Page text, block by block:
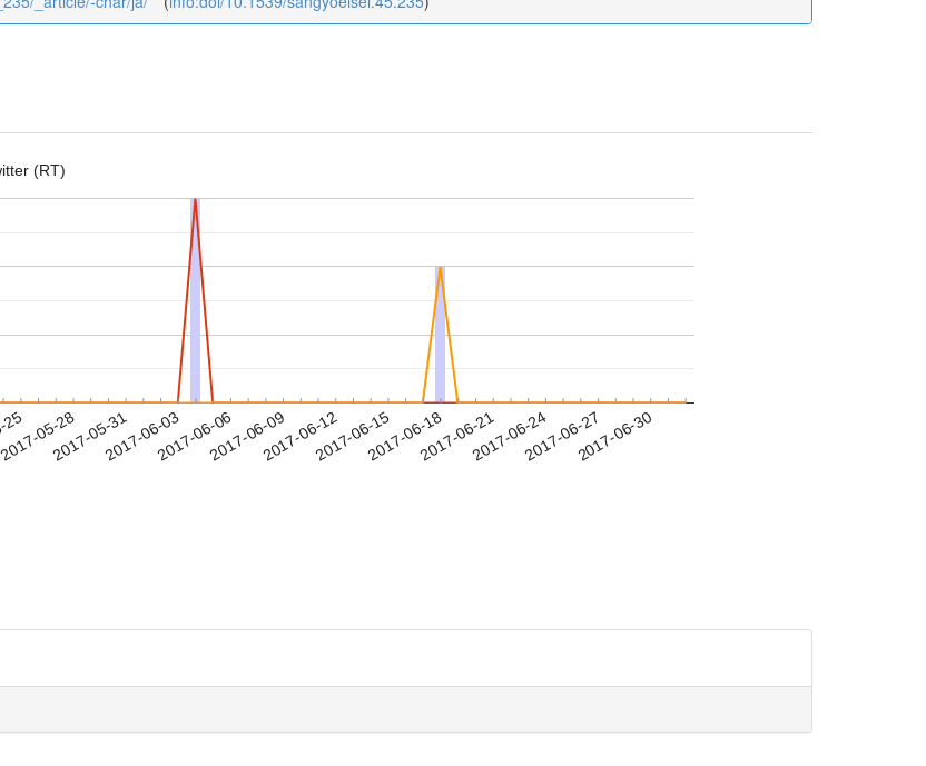
(RT)
05-28
2017-05-312017-06-032017-06-062017-06-092017-06-122017-06-152017-06-182017-06-212017-06-242017-06-272017-06-30